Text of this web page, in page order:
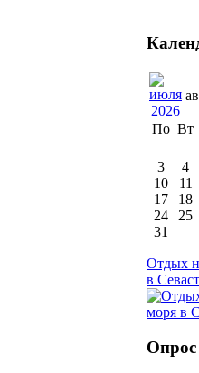
По Вт
3
4
10
11
17
18
24
25
31
Отдых
в
Опрос